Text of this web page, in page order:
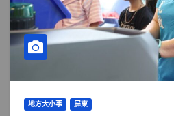
地方大小事 屏東